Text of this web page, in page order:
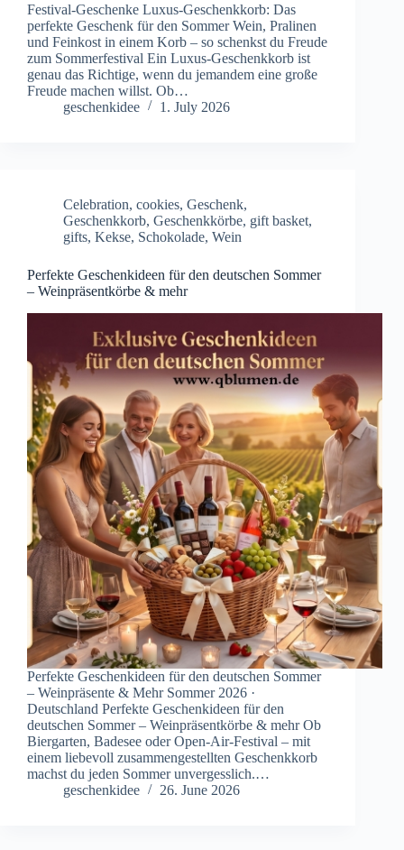
Festival-Geschenke Luxus-Geschenkkorb: Das
perfekte Geschenk für den Sommer Wein, Pralinen
und Feinkost in einem Korb – so schenkst du Freude
zum Sommerfestival Ein Luxus-Geschenkkorb ist
genau das Richtige, wenn du jemandem eine große
Freude machen willst. Ob…
geschenkidee
1. July 2026
Celebration, cookies, Geschenk,
Geschenkkorb, Geschenkkörbe, gift basket,
gifts, Kekse, Schokolade, Wein
Perfekte Geschenkideen für den deutschen Sommer
– Weinpräsentkörbe & mehr
Perfekte Geschenkideen für den deutschen Sommer
– Weinpräsente & Mehr Sommer 2026 ·
Deutschland Perfekte Geschenkideen für den
deutschen Sommer – Weinpräsentkörbe & mehr Ob
Biergarten, Badesee oder Open-Air-Festival – mit
einem liebevoll zusammengestellten Geschenkkorb
machst du jeden Sommer unvergesslich.…
geschenkidee
26. June 2026